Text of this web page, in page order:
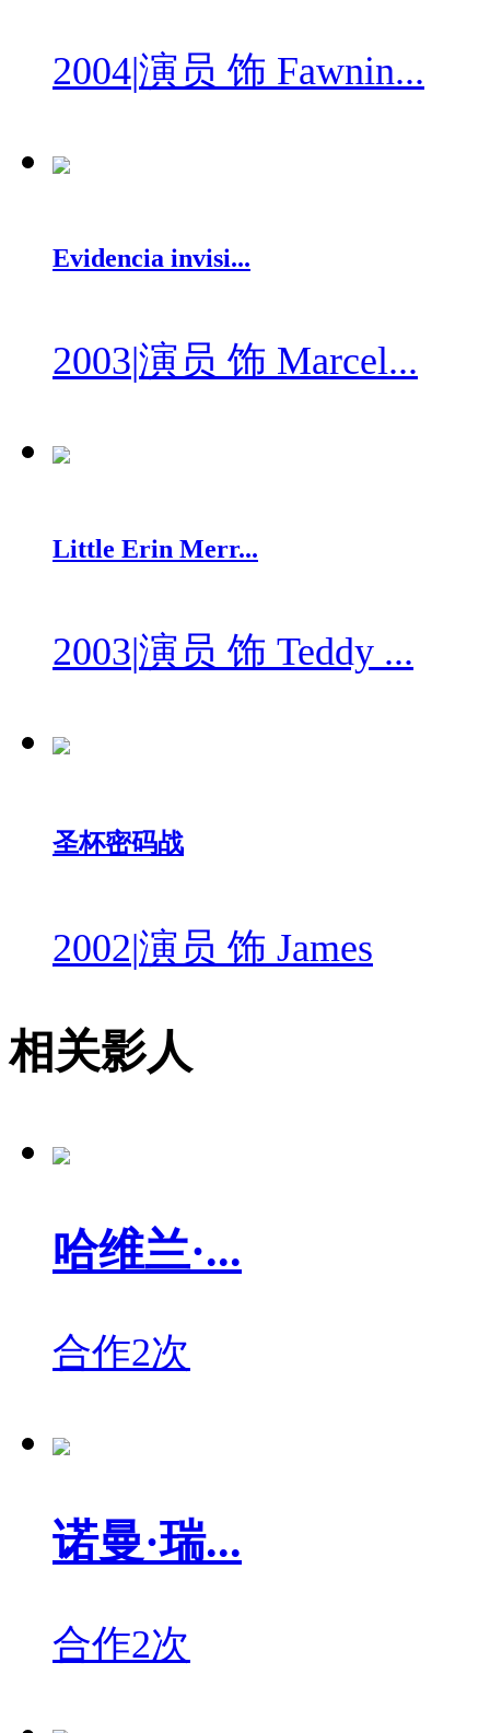
2004|演员 饰 Fawnin...
Evidencia invisi...
2003|演员 饰 Marcel...
Little Erin Merr...
2003|演员 饰 Teddy ...
圣杯密码战
2002|演员 饰 James
相关影人
哈维兰·...
合作2次
诺曼·瑞...
合作2次